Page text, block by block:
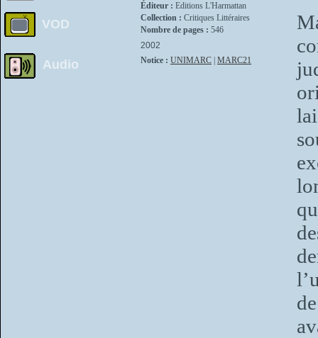
VOD
Audio
Éditeur : Editions L'Harmattan
Collection : Critiques Littéraires
Nombre de pages : 546
2002
Notice : UNIMARC MARC21